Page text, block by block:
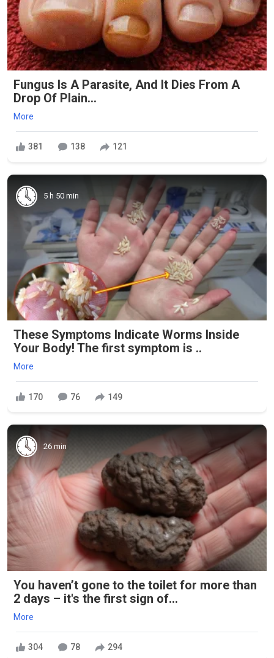
Fungus Is A Parasite, And It Dies From A
Drop Of Plain...
More
381 138 121
5 h 50 min
These Symptoms Indicate Worms Inside
Your Body! The first symptom is ..
More
170 76 149
26 min
You haven’t gone to the toilet for more than
2 days – it's the first sign of...
More
304 78 294